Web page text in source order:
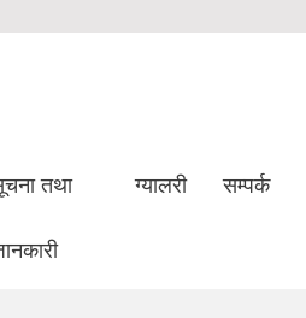
तथा ग्यालरी सम्पर्क